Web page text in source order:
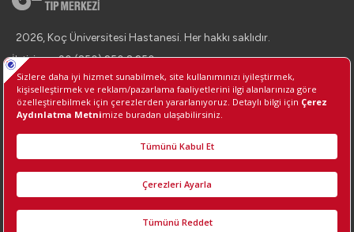
2026, Koç Üniversitesi Hastanesi. Her hakkı saklıdır.
İletişim : +90 (850) 250 8 250
Kişisel Verilerin Korunması
Bilgi Toplumu Hizmetleri
Çerez Tercihlerini Yönetin